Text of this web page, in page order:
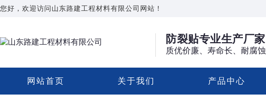
您好，欢迎访问山东路建工程材料有限公司网站！
防裂贴专业生产厂家
质优价廉、寿命长、耐腐蚀
网站首页 关于我们 产品中心